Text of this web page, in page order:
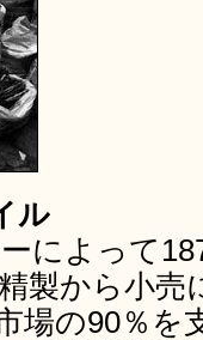
ル
によって
製から小売
場の90％を